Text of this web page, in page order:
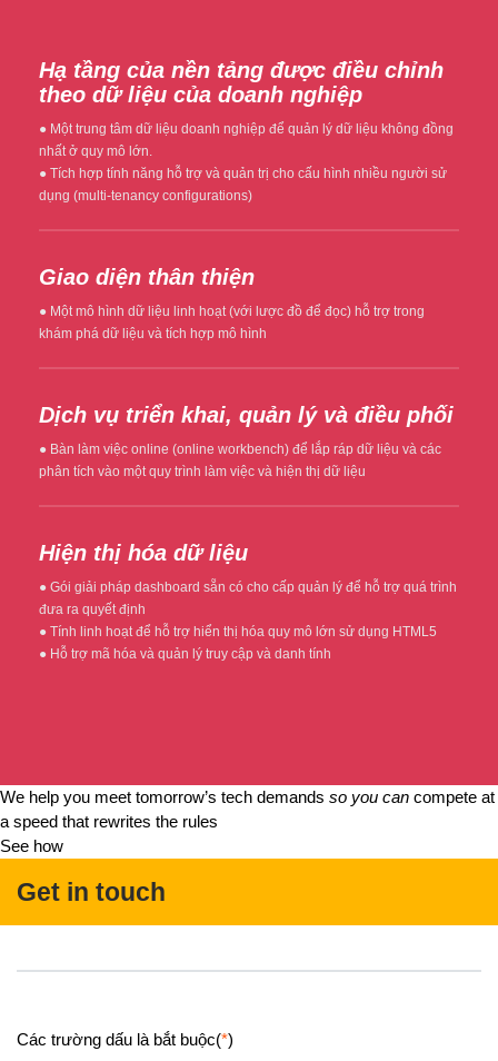
Hạ tầng của nền tảng được điều chỉnh
theo dữ liệu của doanh nghiệp
● Một trung tâm dữ liệu doanh nghiệp để quản lý dữ liệu không đồng
nhất ở quy mô lớn.
● Tích hợp tính năng hỗ trợ và quản trị cho cấu hình nhiều người sử
dụng (multi-tenancy configurations)
Giao diện thân thiện
● Một mô hình dữ liệu linh hoạt (với lược đồ để đọc) hỗ trợ trong
khám phá dữ liệu và tích hợp mô hình
Dịch vụ triển khai, quản lý và điều phối
● Bàn làm việc online (online workbench) để lắp ráp dữ liệu và các
phân tích vào một quy trình làm việc và hiện thị dữ liệu
Hiện thị hóa dữ liệu
● Gói giải pháp dashboard sẵn có cho cấp quản lý để hỗ trợ quá trình
đưa ra quyết định
● Tính linh hoạt để hỗ trợ hiển thị hóa quy mô lớn sử dụng HTML5
● Hỗ trợ mã hóa và quản lý truy cập và danh tính
We help you meet tomorrow’s tech demands so you can compete at
a speed that rewrites the rules
See how
Get in touch
Các trường dấu là bắt buộc(*)